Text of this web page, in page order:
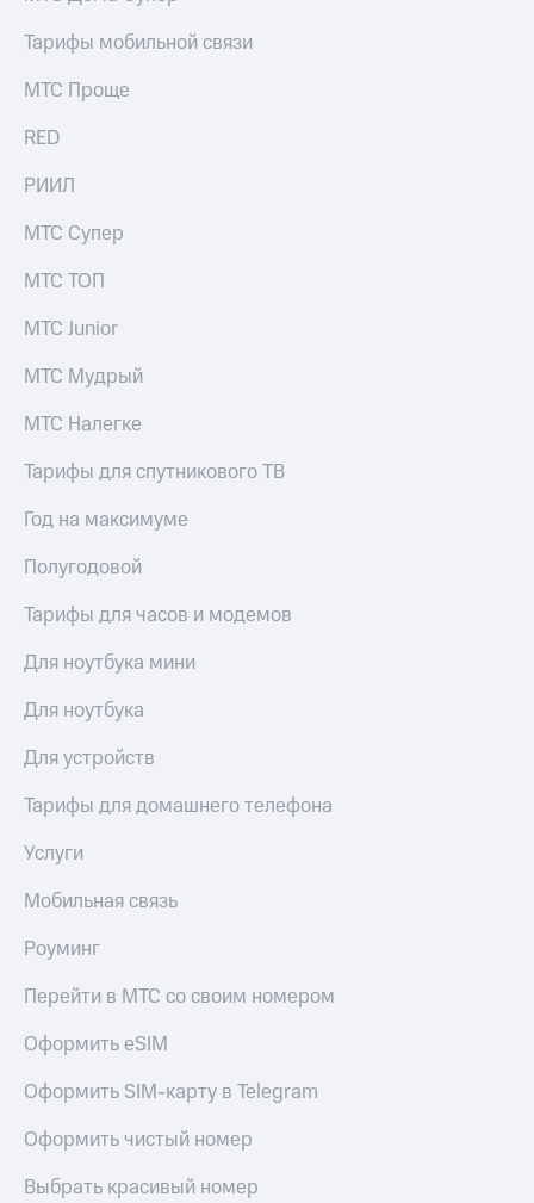
Тарифы мобильной связи
МТС Проще
RED
РИИЛ
МТС Супер
МТС ТОП
МТС Junior
МТС Мудрый
МТС Налегке
Тарифы для спутникового ТВ
Год на максимуме
Полугодовой
Тарифы для часов и модемов
Для ноутбука мини
Для ноутбука
Для устройств
Тарифы для домашнего телефона
Услуги
Мобильная связь
Роуминг
Перейти в МТС со своим номером
Оформить eSIM
Оформить SIM-карту в Telegram
Оформить чистый номер
Выбрать красивый номер